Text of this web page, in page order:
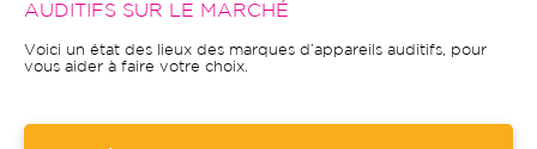
AUDITIFS SUR LE MARCHÉ
Voici un état des lieux des marques d’appareils auditifs, pour
vous aider à faire votre choix.